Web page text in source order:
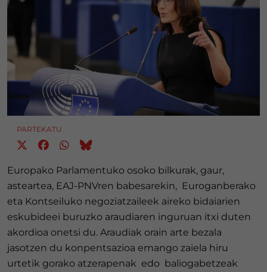
PARTEKATU
Europako Parlamentuko osoko bilkurak, gaur,
asteartea, EAJ-PNVren babesarekin, Euroganberako
eta Kontseiluko negoziatzaileek aireko bidaiarien
eskubideei buruzko araudiaren inguruan itxi duten
akordioa onetsi du. Araudiak orain arte bezala
jasotzen du konpentsazioa emango zaiela hiru
urtetik gorako atzerapenak edo baliogabetzeak